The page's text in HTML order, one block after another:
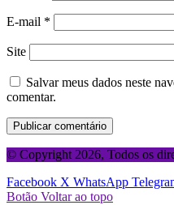
E-mail *
Site
Salvar meus dados neste
comentar.
© Copyright 2026, Todos os
Facebook X WhatsApp
Botão Voltar ao topo